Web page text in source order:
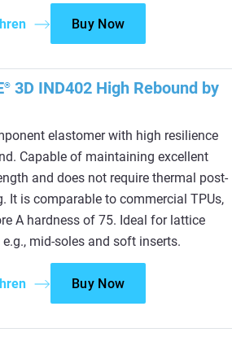
Buy Now
® 3D IND402 High Rebound by
elastomer with high resilience
Capable of maintaining excellent
and does not require thermal post-
It is comparable to commercial TPUs,
A hardness of 75. Ideal for lattice
mid-soles and soft inserts.
Buy Now